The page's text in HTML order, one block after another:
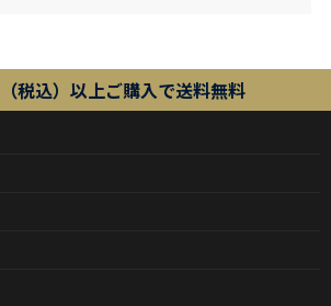
税込）以上ご購入で送料無料